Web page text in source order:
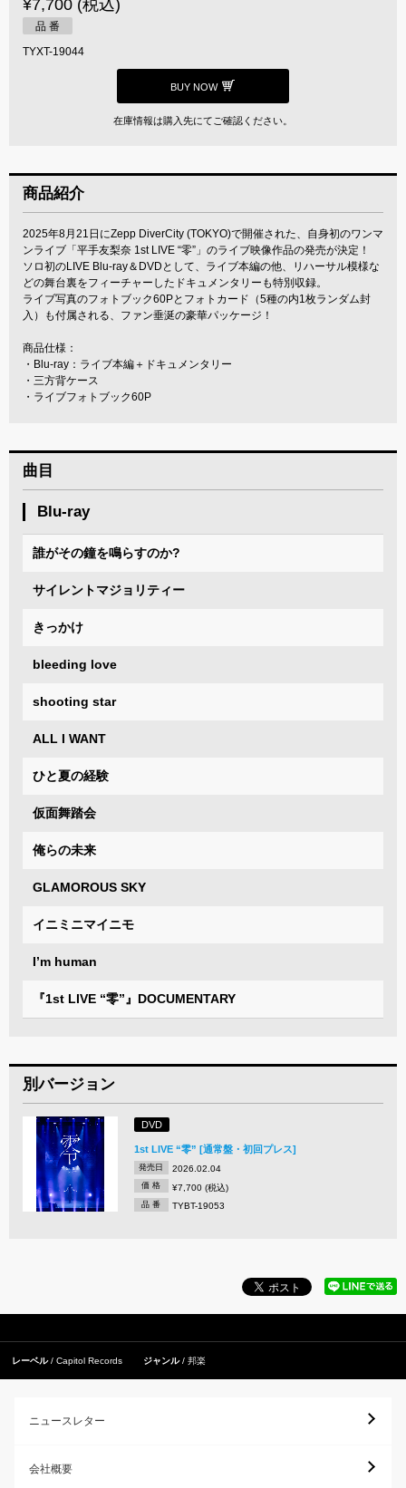
¥7,700 (税込)
品 番
TYXT-19044
BUY NOW
在庫情報は購入先にてご確認ください。
商品紹介
2025年8月21日にZepp DiverCity (TOKYO)で開催された、自身初のワンマ
ンライブ「平手友梨奈 1st LIVE “零”」のライブ映像作品の発売が決定！
ソロ初のLIVE Blu-ray＆DVDとして、ライブ本編の他、リハーサル模様な
どの舞台裏をフィーチャーしたドキュメンタリーも特別収録。
ライブ写真のフォトブック60Pとフォトカード（5種の内1枚ランダム封
入）も付属される、ファン垂涎の豪華パッケージ！
商品仕様：
・Blu-ray：ライブ本編＋ドキュメンタリー
・三方背ケース
・ライブフォトブック60P
曲目
Blu-ray
誰がその鐘を鳴らすのか?
サイレントマジョリティー
きっかけ
bleeding love
shooting star
ALL I WANT
ひと夏の経験
仮面舞踏会
俺らの未来
GLAMOROUS SKY
イニミニマイニモ
I’m human
『1st LIVE “零”』DOCUMENTARY
別バージョン
DVD
1st LIVE “零” [通常盤・初回プレス]
発売日 2026.02.04
価 格 ¥7,700 (税込)
品 番 TYBT-19053
レーベル Capitol Records ジャンル 邦楽
ニュースレター
会社概要